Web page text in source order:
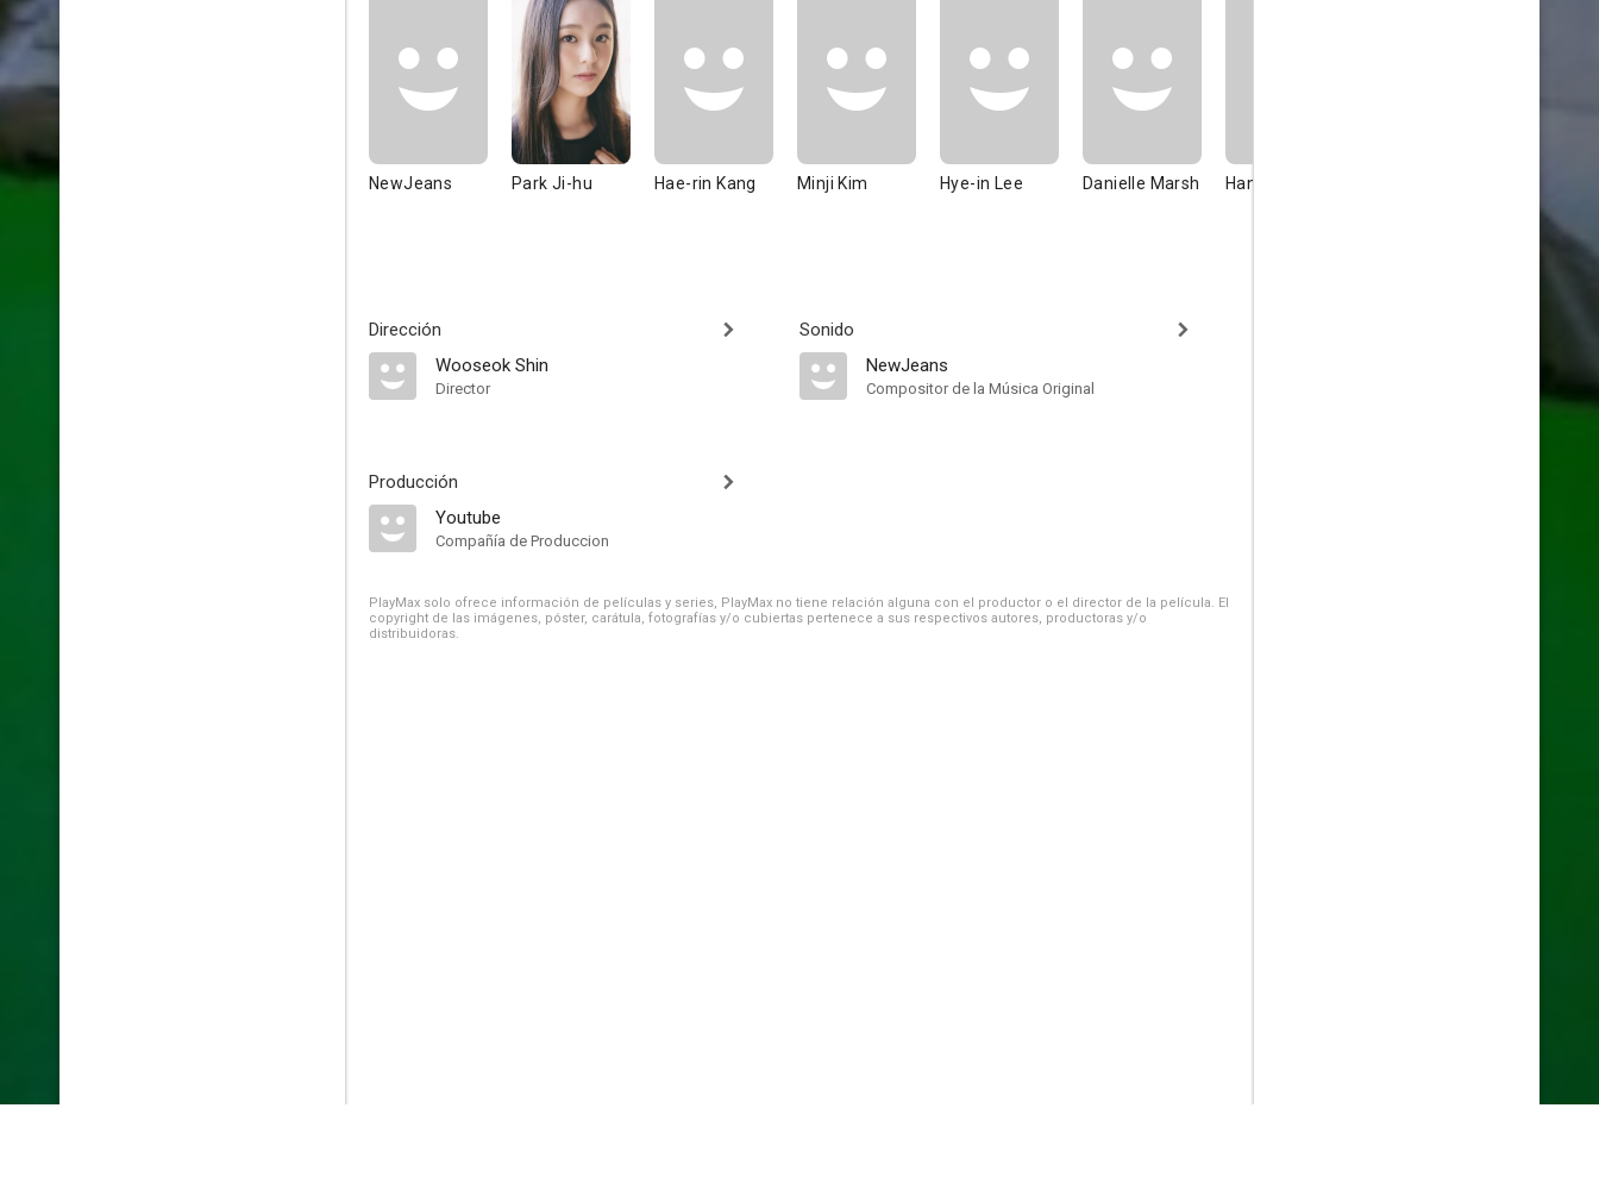
NewJeans Park Ji-hu Hae-rin Kang Minji Kim Hye-in Lee Danielle Marsh Hanni
Dirección
Wooseok Shin
Director
Producción
Youtube
Compañía de Produccion
Sonido
NewJeans
Compositor de la Música Original
PlayMax solo ofrece información de películas y series, PlayMax no tiene relación alguna con el productor o el director de la película. El
copyright de las imágenes, póster, carátula, fotografías y/o cubiertas pertenece a sus respectivos autores, productoras y/o
distribuidoras.